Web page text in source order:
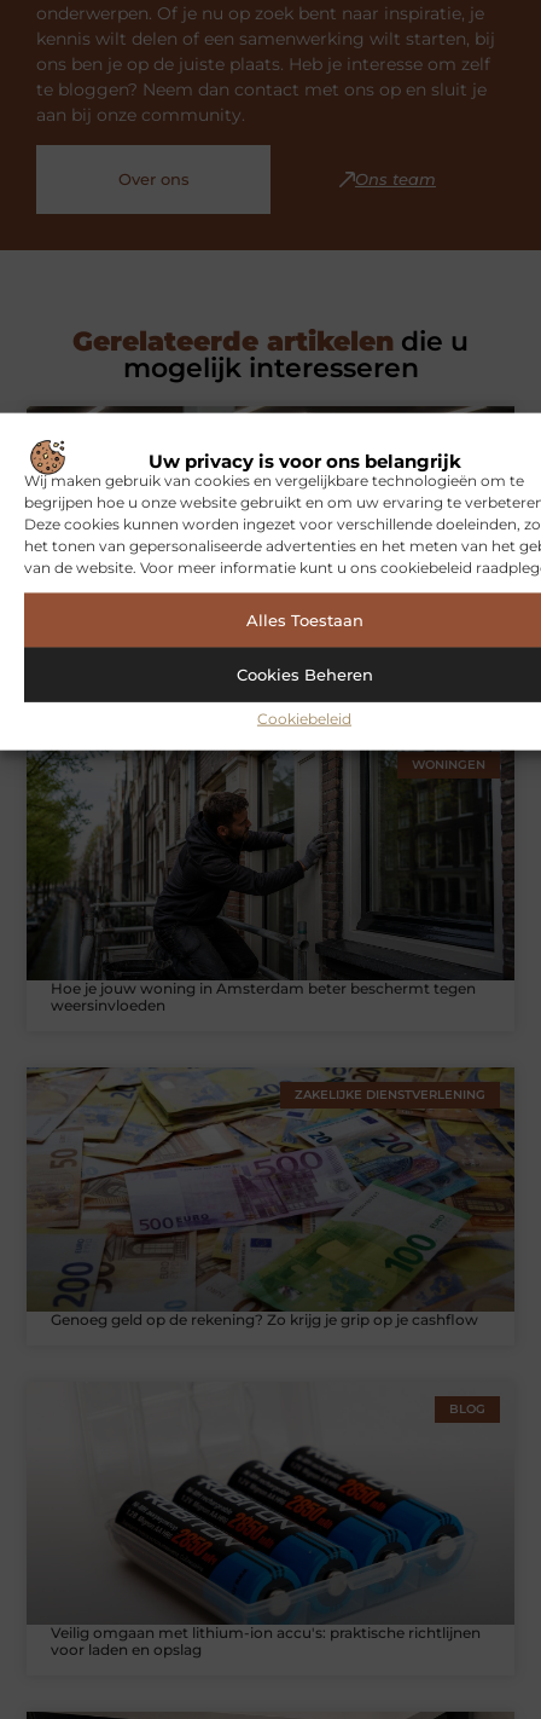
Uw privacy is voor ons belangrijk
Wij maken gebruik van cookies en vergelijkbare technologieën om te
begrijpen hoe u onze website gebruikt en om uw ervaring te
Deze cookies kunnen worden ingezet voor verschillende doeleinden,
het tonen van gepersonaliseerde advertenties en het meten van het
van de website. Voor meer informatie kunt u ons cookiebeleid
Alles Toestaan
Cookies Beheren
Cookiebeleid
onderwerpen. Of je nu op zoek bent naar inspiratie, je
kennis wilt delen of een samenwerking wilt starten, bij
ons ben je op de juiste plaats. Heb je interesse om zelf
te bloggen? Neem dan contact met ons op en sluit je
aan bij onze community.
Over ons Ons team
Gerelateerde artikelen die u
mogelijk interesseren
WONINGEN
Hoe je jouw woning in Amsterdam beter beschermt tegen
weersinvloeden
ZAKELIJKE DIENSTVERLENING
Genoeg geld op de rekening? Zo krijg je grip op je cashflow
BLOG
Veilig omgaan met lithium-ion accu's: praktische richtlijnen
voor laden en opslag